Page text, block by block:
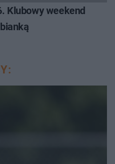
Klubowy weekend